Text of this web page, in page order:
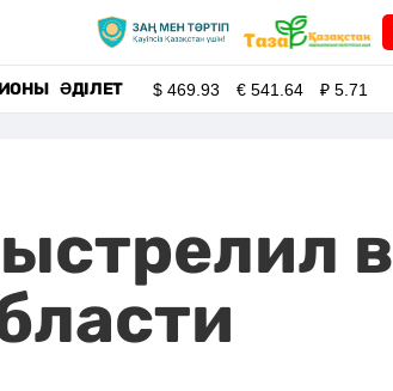
ӘДІЛЕТ $469.93 €541.64 ₽5.71
в